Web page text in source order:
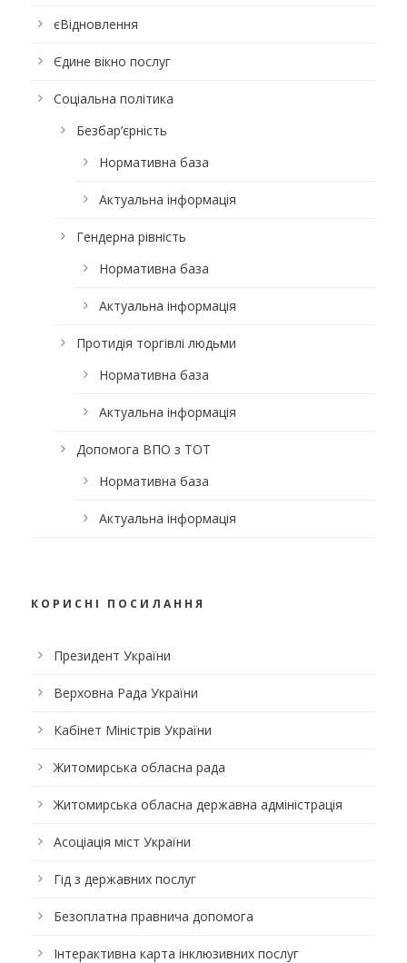
єВідновлення
Єдине вікно послуг
Соціальна політика
Безбар’єрність
Нормативна база
Актуальна інформація
Гендерна рівність
Нормативна база
Актуальна інформація
Протидія торгівлі людьми
Нормативна база
Актуальна інформація
Допомога ВПО з ТОТ
Нормативна база
Актуальна інформація
КОРИСНІ ПОСИЛАННЯ
Президент України
Верховна Рада України
Кабінет Міністрів України
Житомирська обласна рада
Житомирська обласна державна адміністрація
Асоціація міст України
Гід з державних послуг
Безоплатна правнича допомога
Інтерактивна карта інклюзивних послуг